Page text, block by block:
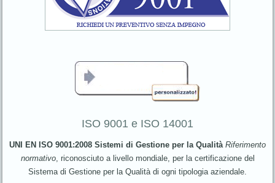
ISO 9001 e ISO 14001
UNI EN ISO 9001:2008 Sistemi di Gestione per la Qualità Riferimento
normativo, riconosciuto a livello mondiale, per la certificazione del
Sistema di Gestione per la Qualità di ogni tipologia aziendale.